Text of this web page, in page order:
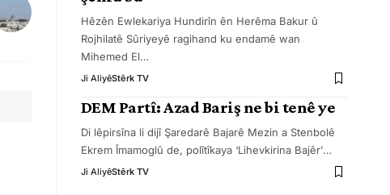
Hêzên Ewlekariya Hundirîn ên Herêma Bakur û
Rojhilatê Sûriyeyê ragihand ku endamê wan
Mihemed El…
Ji AliyêStêrk TV
DEM Partî: Azad Bariş ne bi tenê ye
Di lêpirsîna li dijî Şaredarê Bajarê Mezin a Stenbolê
Ekrem Îmamoglû de, polîtîkaya ‘Lihevkirina Bajêr’…
Ji AliyêStêrk TV